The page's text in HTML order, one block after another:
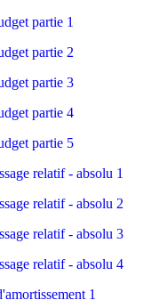
partie 1
partie 2
partie 3
partie 4
partie 5
relatif - absolu 1
relatif - absolu 2
relatif - absolu 3
relatif - absolu 4
1